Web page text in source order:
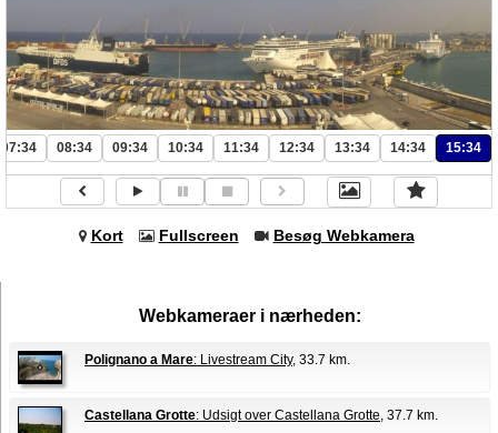
07:34 08:34 09:34 10:34 11:34 12:34 13:34 14:34 15:34
Kort Fullscreen Besøg Webkamera
Webkameraer i nærheden:
Polignano a Mare: Livestream City, 33.7 km.
Castellana Grotte: Udsigt over Castellana Grotte, 37.7 km.